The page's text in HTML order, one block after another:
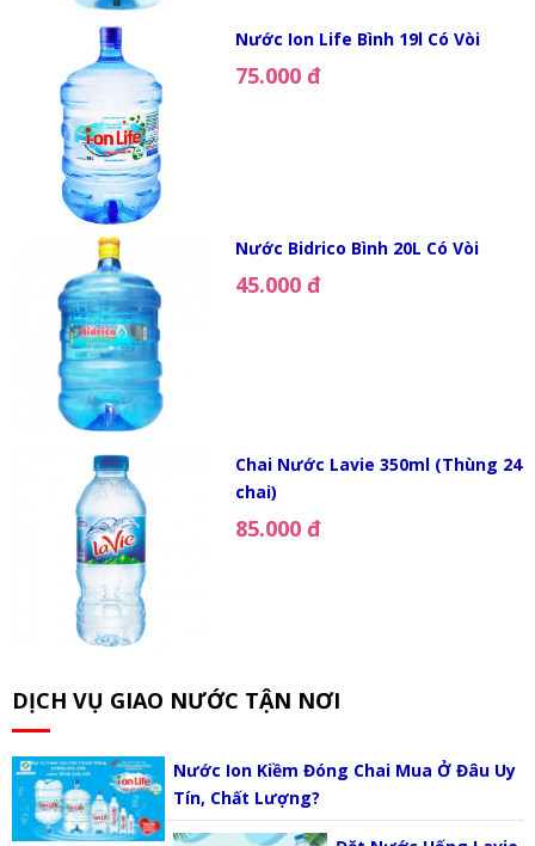
Nước Ion Life Bình 19l Có Vòi
75.000 đ
Nước Bidrico Bình 20L Có Vòi
45.000 đ
Chai Nước Lavie 350ml (Thùng 24
chai)
85.000 đ
DỊCH VỤ GIAO NƯỚC TẬN NƠI
Nước Ion Kiềm Đóng Chai Mua Ở Đâu Uy
Tín, Chất Lượng?